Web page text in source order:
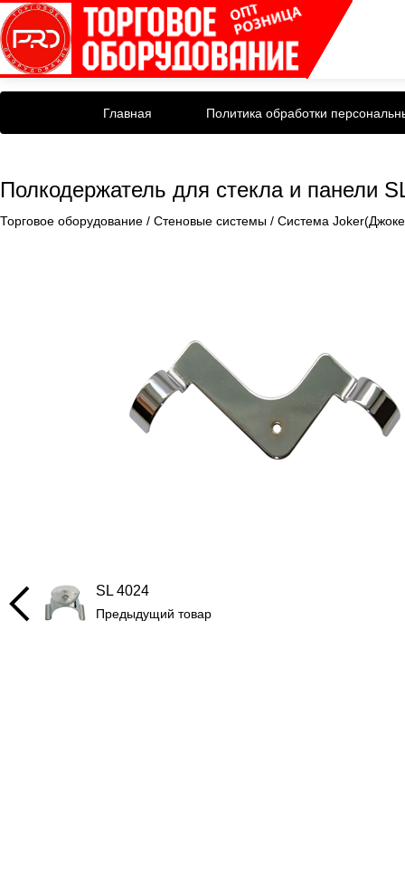
Главная Политика обработки
Полкодержатель для стекла и панели
Торговое оборудование / Стеновые системы / Система
SL 4024
Предыдущий товар